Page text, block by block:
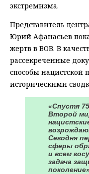
экстремизма.
Представитель
Юрий Афанасьев
жертв в ВОВ. В
рассекреченные
способы
историческими
«Спустя
Второй
Сегодня
сферы
и всем
задача